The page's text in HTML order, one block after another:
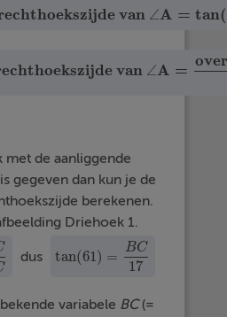
van ∠A = tan(
rechthoekszijde van∠A =tan(
van ∠A =
rechthoekszijde van∠ A=
met de aanliggende
gegeven dan kun je de
berekenen.
Driehoek 1.
dus tan(61) =
BC
17
tan (61) =B C17
variabele BC(=